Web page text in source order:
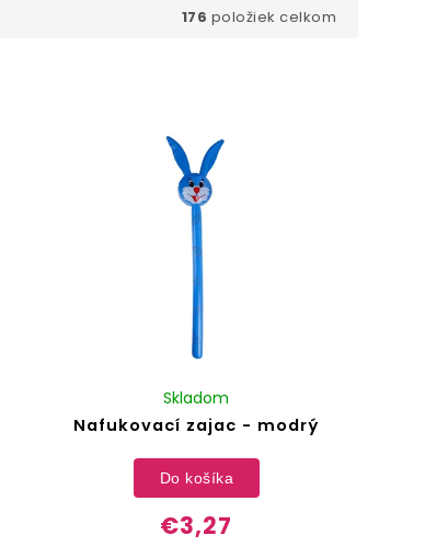
176 položiek celkom
Nafukovací zajac - modrý
Skladom
€3,27
Do košíka